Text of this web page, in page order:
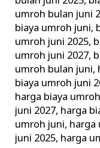
umroh bulan juni
biaya umroh juni,
umroh juni 2025,
umroh juni 2027,
umroh bulan juni,
biaya umroh juni
harga biaya
juni 2027, harga
umroh juni, harga
juni 2025, harga